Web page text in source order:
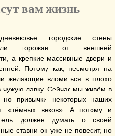
вам жизнь
городские стены
горожан от внешней
а крепкие массивные двери и
Потому как, несмотря на
желающие вломиться в плохо
чужую лавку. Сейчас мы живём в
привычки некоторых наших
«тёмных веков». А потому и
должен думать о своей
ставни он уже не повесит, но